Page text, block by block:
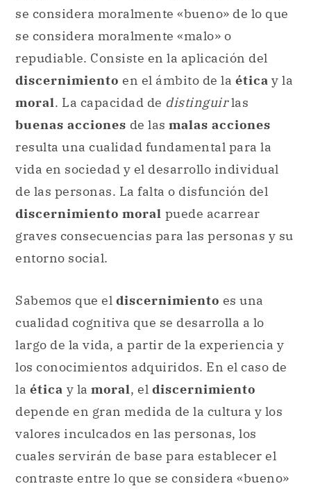
se considera moralmente «bueno» de lo que
se considera moralmente «malo» o
repudiable. Consiste en la aplicación del
discernimiento en el ámbito de la ética y la
moral. La capacidad de distinguirlas
buenas acciones de las malas acciones
resulta una cualidad fundamental para la
vida en sociedad y el desarrollo individual
de las personas. La falta o disfunción del
discernimiento moral puede acarrear
graves consecuencias para las personas y su
entorno social.
Sabemos que el discernimiento es una
cualidad cognitiva que se desarrolla a lo
largo de la vida, a partir de la experiencia y
los conocimientos adquiridos. En el caso de
la ética y la moral, el discernimiento
depende en gran medida de la cultura y los
valores inculcados en las personas, los
cuales servirán de base para establecer el
contraste entre lo que se considera «bueno»